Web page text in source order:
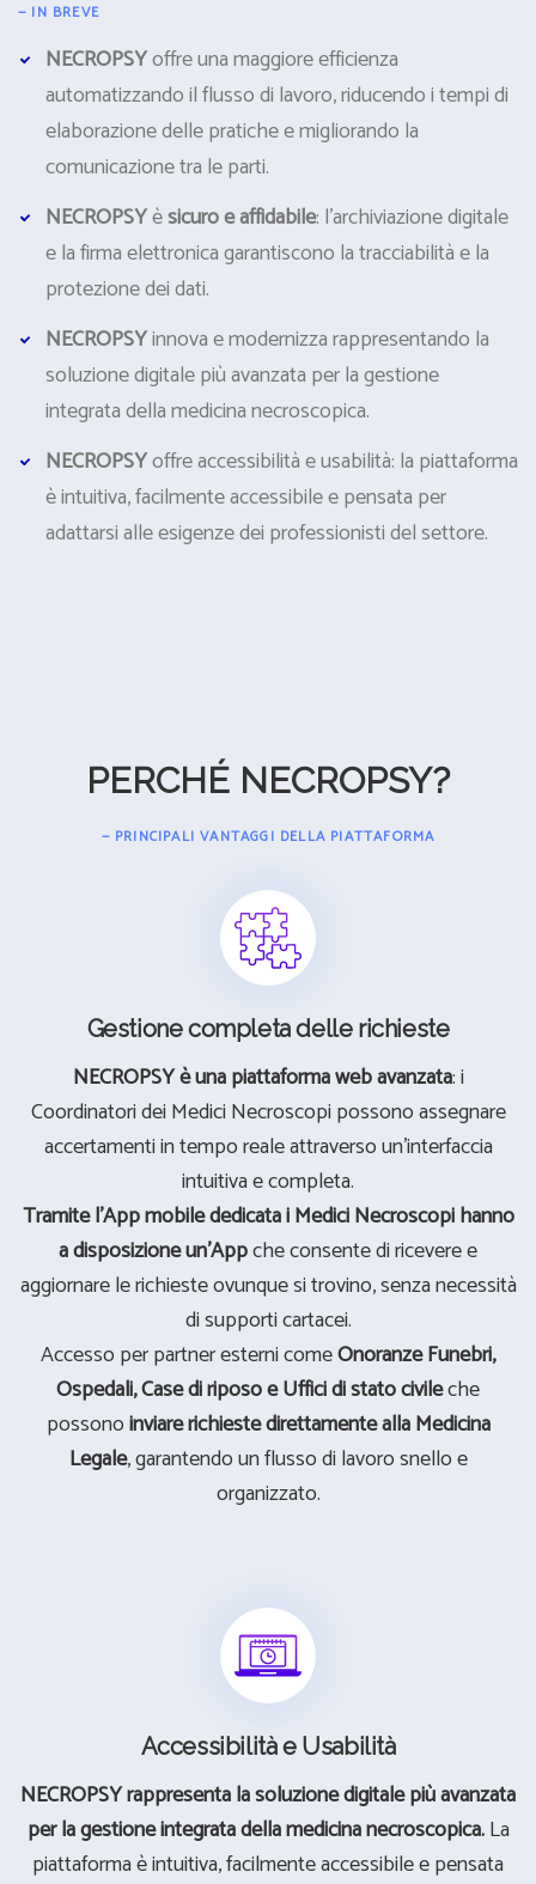
— IN BREVE
NECROPSYoffre una maggiore efficienza
automatizzando il flusso di lavoro, riducendo i tempi di
elaborazione delle pratiche e migliorando la
comunicazione tra le parti.
NECROPSYèsicuro e affidabile: l’archiviazione digitale
e la firma elettronica garantiscono la tracciabilità e la
protezione dei dati.
NECROPSYinnova e modernizza rappresentando la
soluzione digitale più avanzata per la gestione
integrata della medicina necroscopica.
NECROPSYoffre accessibilità e usabilità: la piattaforma
è intuitiva, facilmente accessibile e pensata per
adattarsi alle esigenze dei professionisti del settore.
PERCHÉ NECROPSY?
— PRINCIPALI VANTAGGI DELLA PIATTAFORMA
Gestione completa delle richieste
NECROPSY è una piattaforma web avanzata: i
Coordinatori dei Medici Necroscopi possono assegnare
accertamenti in tempo reale attraverso un'interfaccia
intuitiva e completa.
Tramite l'App mobile dedicata i Medici Necroscopi hanno
a disposizione un'Appche consente di ricevere e
aggiornare le richieste ovunque si trovino, senza necessità
di supporti cartacei.
Accesso per partner esterni comeOnoranze Funebri,
Ospedali, Case di riposo e Uffici di stato civileche
possonoinviare richieste direttamente alla Medicina
Legale, garantendo un flusso di lavoro snello e
organizzato.
Accessibilità e Usabilità
NECROPSY rappresenta la soluzione digitale più avanzata
per la gestione integrata della medicina necroscopica.La
piattaforma è intuitiva, facilmente accessibile e pensata